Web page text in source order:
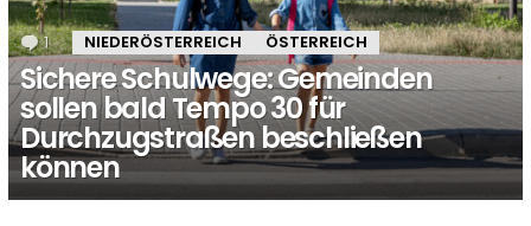
1 Kommentar
NIEDERÖSTERREICH ÖSTERREICH
Sichere Schulwege: Gemeinden
sollen bald Tempo 30 für
Durchzugstraßen beschließen
können